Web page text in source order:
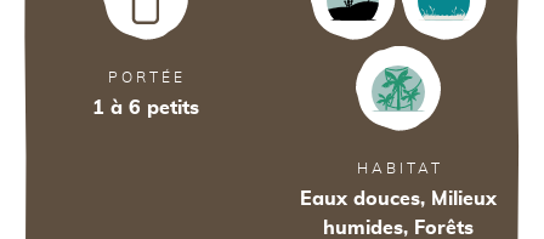
PORTÉE
1 à 6 petits
HABITAT
Eaux douces, Milieux
humides, Forêts